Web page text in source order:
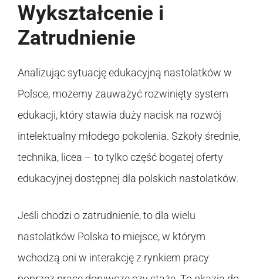
Wykształcenie i
Zatrudnienie
Analizując sytuację edukacyjną nastolatków w
Polsce, możemy zauważyć rozwinięty system
edukacji, który stawia duży nacisk na rozwój
intelektualny młodego pokolenia. Szkoły średnie,
technika, licea – to tylko część bogatej oferty
edukacyjnej dostępnej dla polskich nastolatków.
Jeśli chodzi o zatrudnienie, to dla wielu
nastolatków Polska to miejsce, w którym
wchodzą oni w interakcję z rynkiem pracy